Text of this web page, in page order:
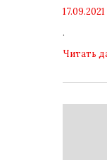
.
Читать